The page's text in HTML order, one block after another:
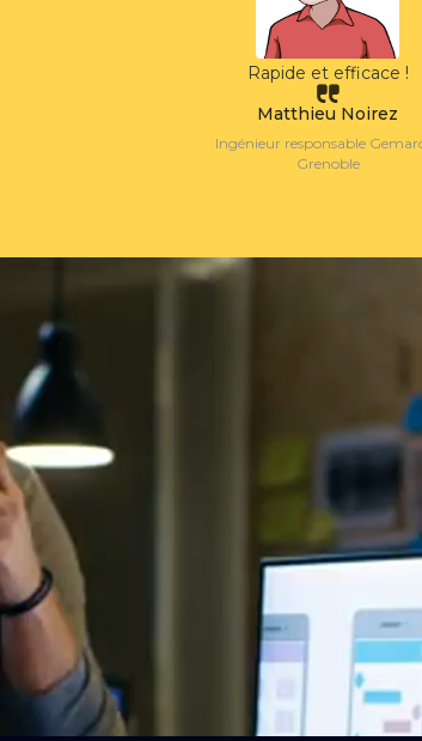
Rapide et efficace !
Matthieu Noirez
Ingénieur responsable
Grenoble